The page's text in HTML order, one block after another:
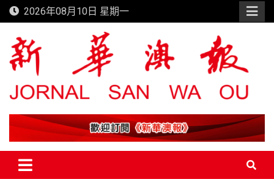
Skip
to
content
2026年08月10日 星期一
新華澳報